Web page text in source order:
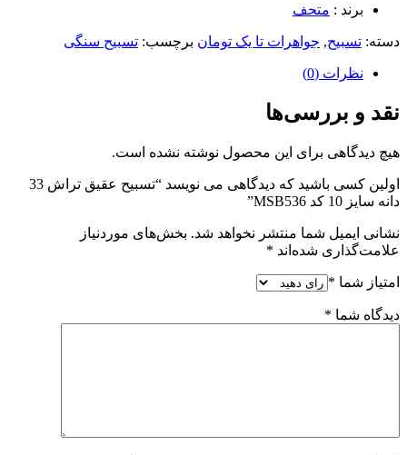
برند : متحف
دسته: تسبیح, جواهرات تا یک تومان برچسب: تسبیح سنگی
نظرات (0)
نقد و بررسی‌ها
هیچ دیدگاهی برای این محصول نوشته نشده است.
اولین کسی باشید که دیدگاهی می نویسد “تسبیح عقیق تراش 33
دانه سایز 10 کد MSB536”
نشانی ایمیل شما منتشر نخواهد شد. بخش‌های موردنیاز
علامت‌گذاری شده‌اند *
امتیاز شما *
دیدگاه شما *